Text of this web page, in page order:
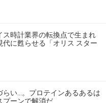
ス時計業界の転換点で生まれ
代に甦らせる「オリス スター
らい…。プロテインあるあるは
プーンで解消だ